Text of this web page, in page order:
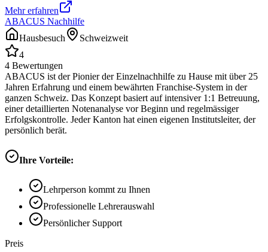
Mehr erfahren
ABACUS Nachhilfe
Hausbesuch
Schweizweit
4
4 Bewertungen
ABACUS ist der Pionier der Einzelnachhilfe zu Hause mit über 25
Jahren Erfahrung und einem bewährten Franchise-System in der
ganzen Schweiz. Das Konzept basiert auf intensiver 1:1 Betreuung,
einer detaillierten Notenanalyse vor Beginn und regelmässiger
Erfolgskontrolle. Jeder Kanton hat einen eigenen Institutsleiter, der
persönlich berät.
Ihre Vorteile:
Lehrperson kommt zu Ihnen
Professionelle Lehrerauswahl
Persönlicher Support
Preis